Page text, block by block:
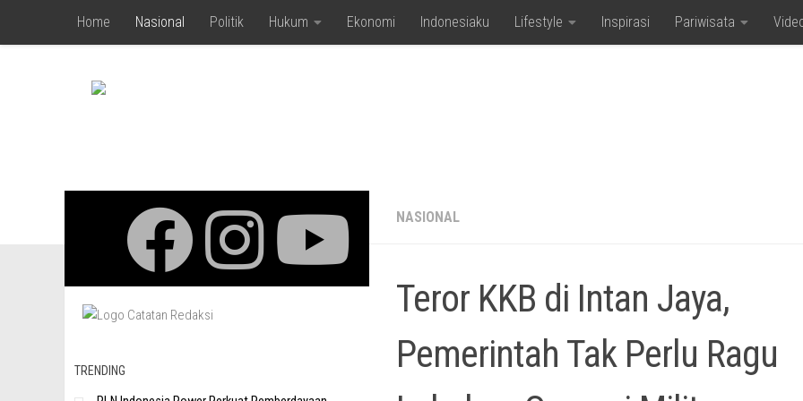
Skip to content
Home Nasional Politik Hukum Ekonomi Indonesiaku Lifestyle Inspirasi Pariwisata
NASIONAL
Teror KKB di Intan Jaya,
Pemerintah Tak Perlu Ragu
TRENDING